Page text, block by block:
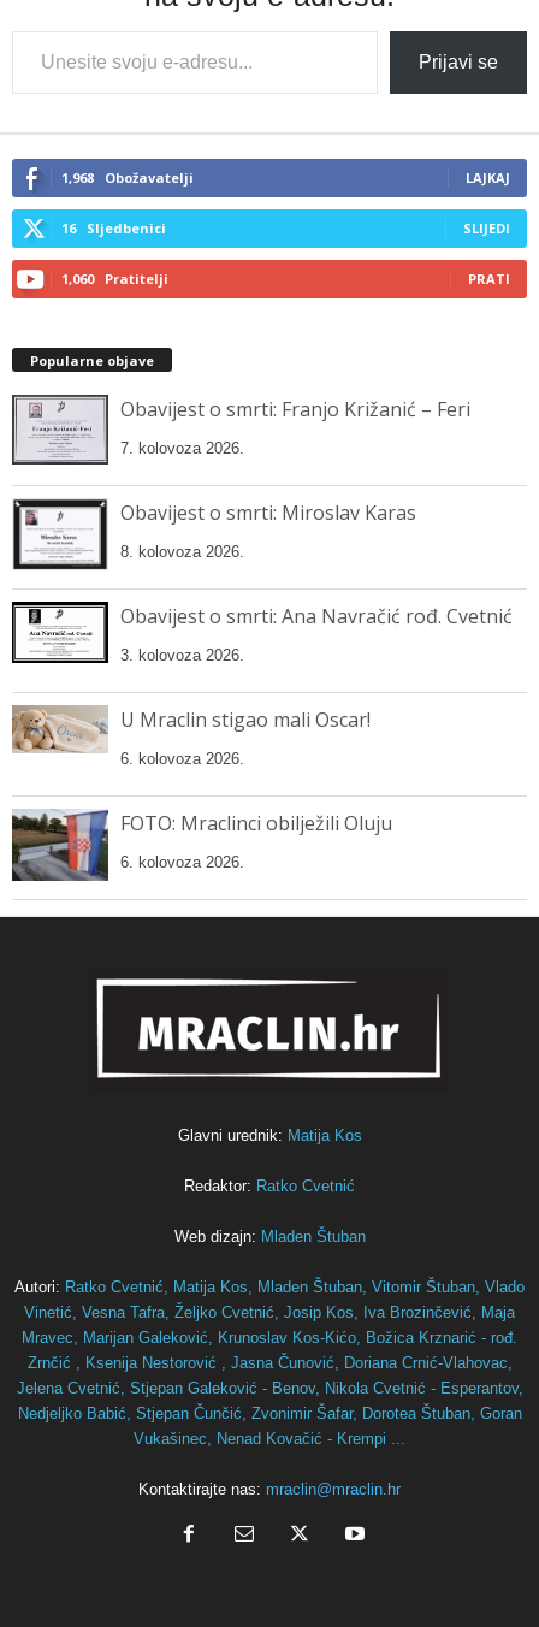
Type
your
email…
Prijavi se
1,968 Obožavatelji LAJKAJ
16 Sljedbenici SLIJEDI
1,060 Pratitelji PRATI
Popularne objave
Obavijest o smrti: Franjo Križanić – Feri
7. kolovoza 2026.
Obavijest o smrti: Miroslav Karas
8. kolovoza 2026.
Obavijest o smrti: Ana Navračić rođ. Cvetnić
3. kolovoza 2026.
U Mraclin stigao mali Oscar!
6. kolovoza 2026.
FOTO: Mraclinci obilježili Oluju
6. kolovoza 2026.
Glavni urednik: Matija Kos
Redaktor: Ratko Cvetnić
Web dizajn: Mladen Štuban
Autori: Ratko Cvetnić, Matija Kos, Mladen Štuban, Vitomir Štuban, Vlado
Vinetić, Vesna Tafra, Željko Cvetnić, Josip Kos, Iva Brozinčević,
Maja
Mravec, Marijan Galeković, Krunoslav Kos-Kićo, Božica Krznarić - rođ.
Zrnčić , Ksenija Nestorović , Jasna Čunović, Doriana Crnić-Vlahovac,
Jelena Cvetnić, Stjepan Galeković - Benov, Nikola Cvetnić - Esperantov,
Nedjeljko Babić, Stjepan Čunčić, Zvonimir Šafar, Dorotea Štuban, Goran
Vukašinec, Nenad Kovačić - Krempi ...
Kontaktirajte nas: mraclin@mraclin.hr